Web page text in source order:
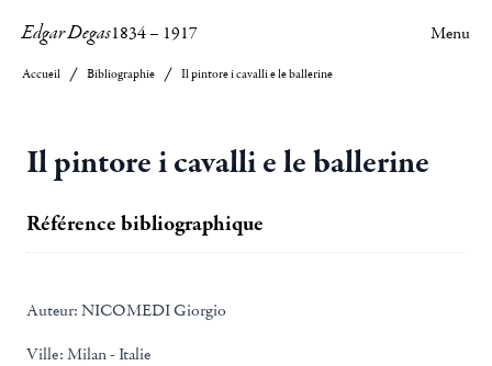
Edgar Degas1834– 1917 Menu
Accueil Bibliographie Il pintore i cavalli e le ballerine
Il pintore i cavalli e le ballerine
Référence bibliographique
Auteur: NICOMEDI Giorgio
Ville: Milan - Italie